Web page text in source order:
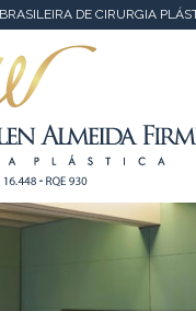
DE CIRURGIA